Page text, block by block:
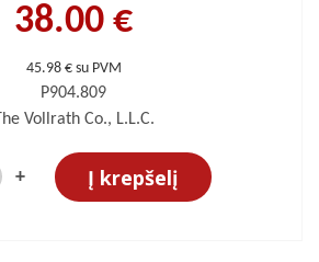
38.00 €
45.98 € su PVM
P904.809
The Vollrath Co., L.L.C.
+ Į krepšelį